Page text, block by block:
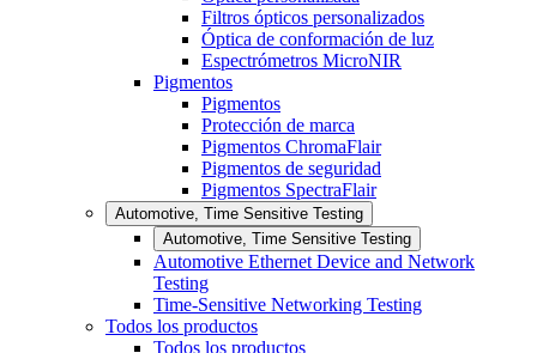
Filtros ópticos personalizados
Óptica de conformación de luz
Espectrómetros MicroNIR
Pigmentos
Pigmentos
Protección de marca
Pigmentos ChromaFlair
Pigmentos de seguridad
Pigmentos SpectraFlair
Automotive, Time Sensitive Testing
Automotive, Time Sensitive Testing
Automotive Ethernet Device and Network
Testing
Time-Sensitive Networking Testing
Todos los productos
Todos los productos